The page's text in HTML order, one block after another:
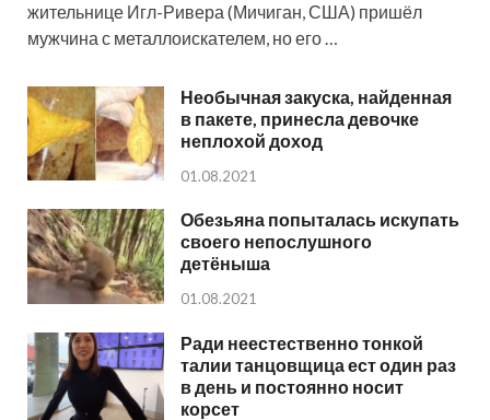
жительнице Игл-Ривера (Мичиган, США) пришёл
мужчина с металлоискателем, но его …
Необычная закуска, найденная
в пакете, принесла девочке
неплохой доход
01.08.2021
Обезьяна попыталась искупать
своего непослушного
детёныша
01.08.2021
Ради неестественно тонкой
талии танцовщица ест один раз
в день и постоянно носит
корсет